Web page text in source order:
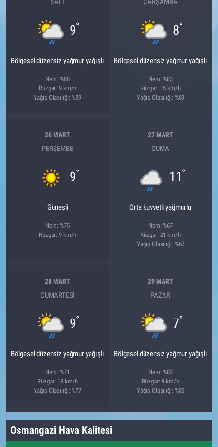
SALI
9°
Bölgesel düzensiz yağmur yağışlı
Nem: %88
Rüzgar: 9 km/h
Yağış Olasılığı: %89
ÇARŞAMBA
8°
Bölgesel düzensiz yağmur yağışlı
Nem: %83
Rüzgar: 15 km/h
Yağış Olasılığı: %89
26 MART
PERŞEMBE
9°
Güneşli
Nem: %75
Rüzgar: 9 km/h
27 MART
CUMA
11 °
Orta kuvvetli yağmurlu
Nem: %67
Rüzgar: 21 km/h
Yağış Olasılığı: %67
28 MART
CUMARTESI
9°
Bölgesel düzensiz yağmur yağışlı
Nem: %71
Rüzgar: 18 km/h
Yağış Olasılığı: %77
29 MART
PAZAR
7°
Bölgesel düzensiz yağmur yağışlı
Nem: %82
Rüzgar: 9 km/h
Yağış Olasılığı: %85
Osmangazi Hava Kalitesi